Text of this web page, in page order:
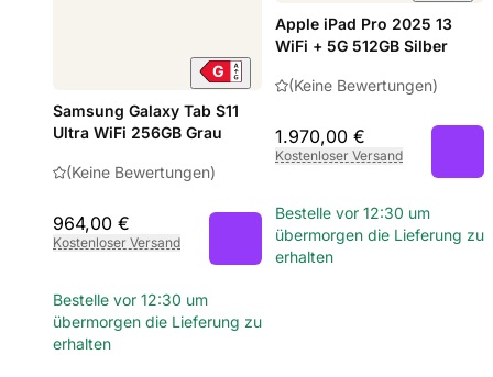
Samsung Galaxy Tab S11
Ultra WiFi 256GB Grau
(Keine Bewertungen)
964,00 €
Kostenloser Versand
Bestelle vor 12:30 um
übermorgen die Lieferung zu
erhalten
Apple iPad Pro 2025 13
WiFi + 5G 512GB Silber
(Keine Bewertungen)
1.970,00 €
Kostenloser Versand
Bestelle vor 12:30 um
übermorgen die Lieferung zu
erhalten